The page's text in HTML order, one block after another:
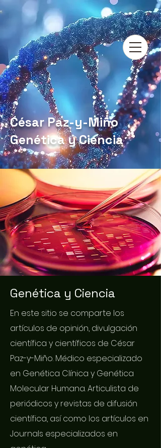
César Paz-y-Miño
Genética y Ciencia
Genética y Ciencia
En este sitio se comparte los
artículos de opinión, divulgación
científica y científicos de César
Paz-y-Miño. Médico especializado
en Genética Clínica y Genética
Molecular Humana. Articulista de
periódicos y revistas de difusión
científica, así como los artículos en
Journals especializados en